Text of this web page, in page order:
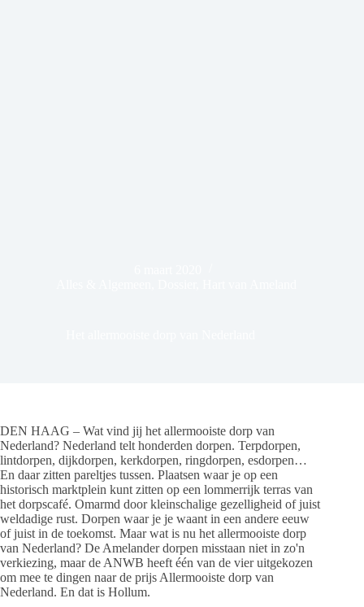
DEN HAAG – Wat vind jij het allermooiste dorp van
Nederland? Nederland telt honderden dorpen. Terpdorpen,
lintdorpen, dijkdorpen, kerkdorpen, ringdorpen, esdorpen…
En daar zitten pareltjes tussen. Plaatsen waar je op een
historisch marktplein kunt zitten op een lommerrijk terras van
het dorpscafé. Omarmd door kleinschalige gezelligheid of juist
weldadige rust. Dorpen waar je je waant in een andere eeuw
of juist in de toekomst. Maar wat is nu het allermooiste dorp
van Nederland? De Amelander dorpen misstaan niet in zo'n
verkiezing, maar de ANWB heeft één van de vier uitgekozen
om mee te dingen naar de prijs Allermooiste dorp van
Nederland. En dat is Hollum.